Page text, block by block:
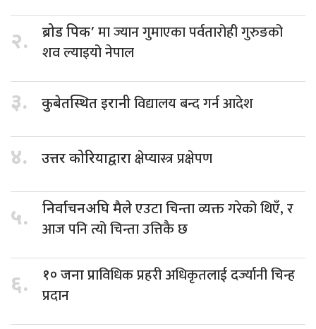
२. ब्रोड पिक’ मा ज्यान गुमाएका पर्वतारोही गुरुङको
शव ल्याइयो नेपाल
३. कुबेतस्थित इरानीविद्यालय बन्द गर्न आदेश
४. उत्तर कोरियाद्वाराक्षेप्यास्त्र प्रक्षेपण
५. निर्वाचनअघि मैलेएउटा चिन्ता व्यक्त गरेको थिएँ, र
आज पनि त्यो चिन्ता उत्तिकै छ
६. १० जनाप्राविधिक प्रहरी अधिकृतलाई दर्ज्यानी चिन्ह
प्रदान